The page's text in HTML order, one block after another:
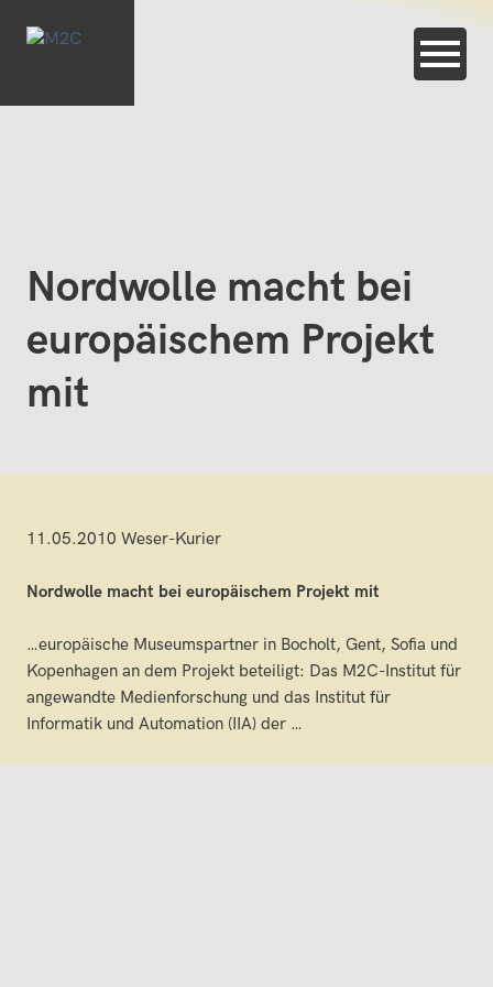
Nordwolle macht bei
europäischem Projekt
mit
11.05.2010 Weser-Kurier
Nordwolle macht bei europäischem Projekt mit
…europäische Museumspartner in Bocholt, Gent, Sofia und
Kopenhagen an dem Projekt beteiligt: Das M2C-Institut für
angewandte Medienforschung und das Institut für
Informatik und Automation (IIA) der …